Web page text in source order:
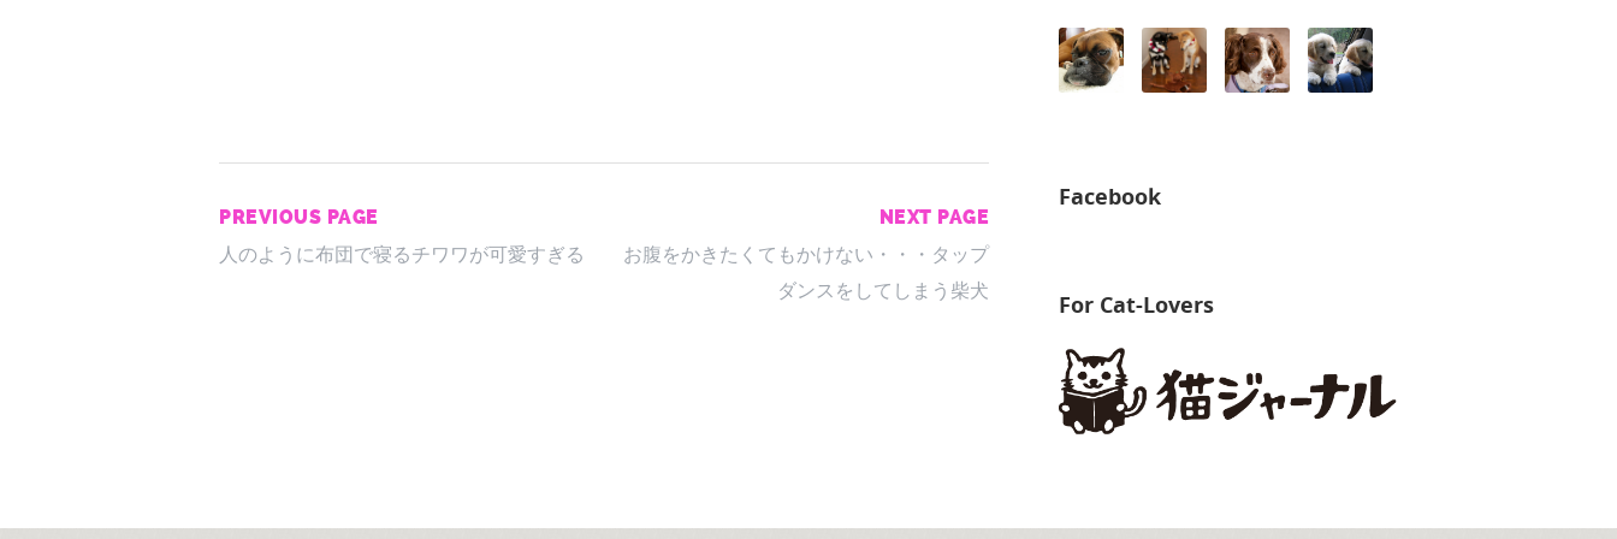
PREVIOUS PAGE
人のように布団で寝るチワワが可愛すぎる
NEXT PAGE
お腹をかきたくてもかけない・・・タップ
ダンスをしてしまう柴犬
Facebook
For Cat-Lovers